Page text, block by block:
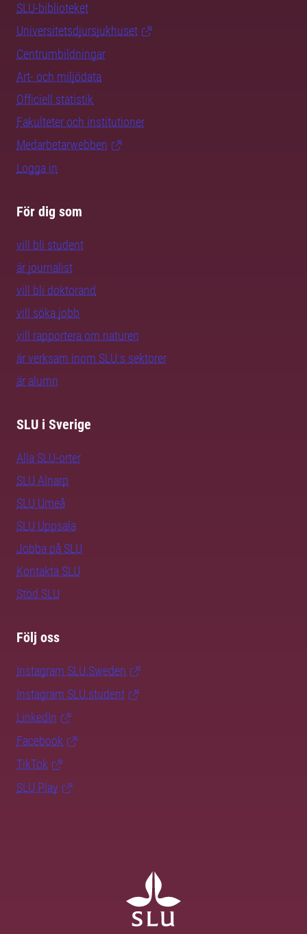
SLU-biblioteket
Universitetsdjursjukhuset
Centrumbildningar
Art- och miljödata
Officiell statistik
Fakulteter och institutioner
Medarbetarwebben
Logga in
För dig som
vill bli student
är journalist
vill bli doktorand
vill söka jobb
vill rapportera om naturen
är verksam inom SLU:s sektorer
är alumn
SLU i Sverige
Alla SLU-orter
SLU Alnarp
SLU Umeå
SLU Uppsala
Jobba på SLU
Kontakta SLU
Stöd SLU
Följ oss
Instagram SLU.Sweden
Instagram SLU.student
LinkedIn
Facebook
TikTok
SLU Play